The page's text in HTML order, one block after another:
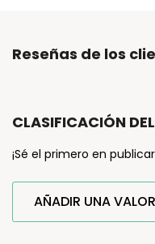
Reseñas de los
CLASIFICACIÓN
¡Sé el primero en
AÑADIR UNA